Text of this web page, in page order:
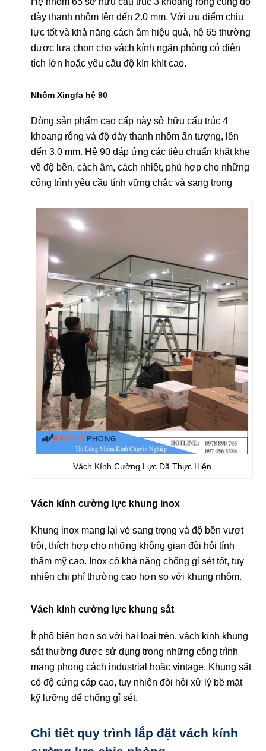
dày thanh nhôm lên đến 2.0 mm. Với ưu điểm chịu
lực tốt và khả năng cách âm hiệu quả, hệ 65 thường
được lựa chọn cho vách kính ngăn phòng có diện
tích lớn hoặc yêu cầu độ kín khít cao.
Nhôm Xingfa hệ 90
Dòng sản phẩm cao cấp này sở hữu cấu trúc 4
khoang rỗng và độ dày thanh nhôm ấn tượng, lên
đến 3.0 mm. Hệ 90 đáp ứng các tiêu chuẩn khắt khe
về độ bền, cách âm, cách nhiệt, phù hợp cho những
công trình yêu cầu tính vững chắc và sang trọng
Vách Kính Cường Lực Đã Thực Hiện
Vách kính cường lực khung inox
Khung inox mang lại vẻ sang trọng và độ bền vượt
trội, thích hợp cho những không gian đòi hỏi tính
thẩm mỹ cao. Inox có khả năng chống gỉ sét tốt, tuy
nhiên chi phí thường cao hơn so với khung nhôm.
Vách kính cường lực khung sắt
Ít phổ biến hơn so với hai loại trên, vách kính khung
sắt thường được sử dụng trong những công trình
mang phong cách industrial hoặc vintage. Khung sắt
có độ cứng cáp cao, tuy nhiên đòi hỏi xử lý bề mặt
kỹ lưỡng để chống gỉ sét.
Chi tiết quy trình lắp đặt vách kính